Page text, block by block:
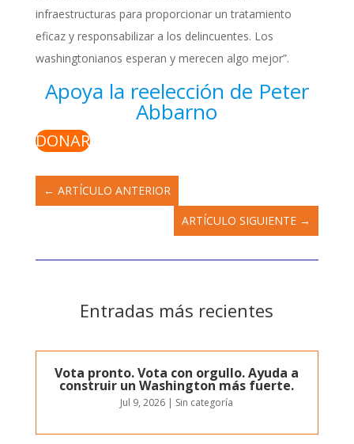
infraestructuras para proporcionar un tratamiento
eficaz y responsabilizar a los delincuentes. Los
washingtonianos esperan y merecen algo mejor”.
Apoya la reelección de Peter
Abbarno
DONAR
← ARTÍCULO ANTERIOR
ARTÍCULO SIGUIENTE →
Entradas más recientes
Vota pronto. Vota con orgullo. Ayuda a
construir un Washington más fuerte.
Jul 9, 2026 | Sin categoría